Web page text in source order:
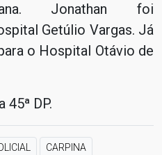
Jonathan foi
Getúlio Vargas. Já
o Hospital Otávio de
DP.
CARPINA